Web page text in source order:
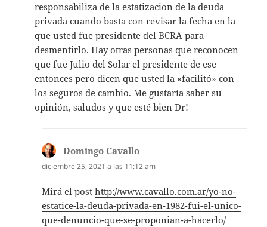
responsabiliza de la estatizacion de la deuda
privada cuando basta con revisar la fecha en la
que usted fue presidente del BCRA para
desmentirlo. Hay otras personas que reconocen
que fue Julio del Solar el presidente de ese
entonces pero dicen que usted la «facilitó» con
los seguros de cambio. Me gustaría saber su
opinión, saludos y que esté bien Dr!
Domingo Cavallo
diciembre 25, 2021 a las 11:12 am
Mirá el posthttp://www.cavallo.com.ar/yo-no-
estatice-la-deuda-privada-en-1982-fui-el-unico-
que-denuncio-que-se-proponian-a-hacerlo/